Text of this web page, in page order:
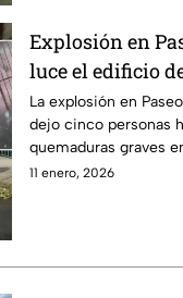
Explosión en
luce el edificio
tragedia;
|Mientras
La explosión en
dejo cinco personas
quemaduras graves
dos días después.
11 enero, 2026